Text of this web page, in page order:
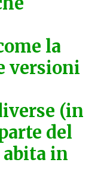
la
versioni
(in
del
in